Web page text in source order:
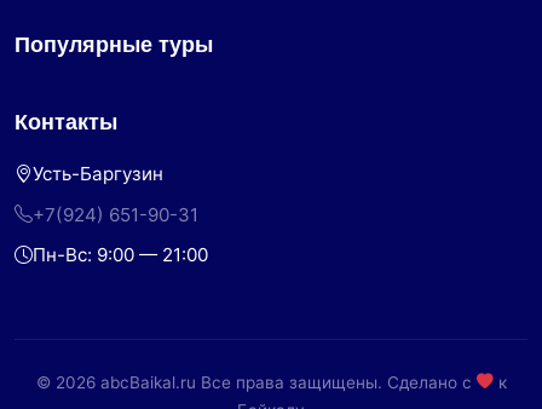
Популярные туры
Контакты
Усть-Баргузин
+7(924) 651-90-31
Пн-Вс: 9:00 — 21:00
© 2026 abcBaikal.ru Все права защищены. Сделано с
к